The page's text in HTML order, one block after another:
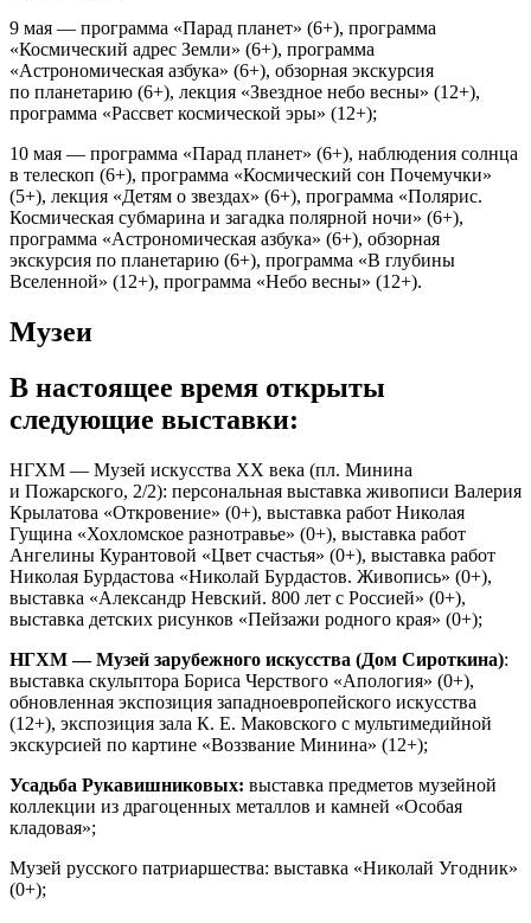
9 мая — программа «Парад планет» (6+), программа
«Космический адрес Земли» (6+), программа
«Астрономическая азбука» (6+), обзорная экскурсия
по планетарию (6+), лекция «Звездное небо весны» (12+),
программа «Рассвет космической эры» (12+);
10 мая — программа «Парад планет» (6+), наблюдения солнца
в телескоп (6+), программа «Космический сон Почемучки»
(5+), лекция «Детям о звездах» (6+), программа «Полярис.
Космическая субмарина и загадка полярной ночи» (6+),
программа «Астрономическая азбука» (6+), обзорная
экскурсия по планетарию (6+), программа «В глубины
Вселенной» (12+), программа «Небо весны» (12+).
Музеи
В настоящее время открыты
следующие выставки:
НГХМ — Музей искусства ХХ века (пл. Минина
и Пожарского, 2/2): персональная выставка живописи Валерия
Крылатова «Откровение» (0+), выставка работ Николая
Гущина «Хохломское разнотравье» (0+), выставка работ
Ангелины Курантовой «Цвет счастья» (0+), выставка работ
Николая Бурдастова «Николай Бурдастов. Живопись» (0+),
выставка «Александр Невский. 800 лет с Россией» (0+),
выставка детских рисунков «Пейзажи родного края» (0+);
НГХМ — Музей зарубежного искусства (Дом Сироткина):
выставка скульптора Бориса Черствого «Апология» (0+),
обновленная экспозиция западноевропейского искусства
(12+), экспозиция зала К. Е. Маковского с мультимедийной
экскурсией по картине «Воззвание Минина» (12+);
Усадьба Рукавишниковых: выставка предметов музейной
коллекции из драгоценных металлов и камней «Особая
кладовая»;
Музей русского патриаршества: выставка «Николай Угодник»
(0+);